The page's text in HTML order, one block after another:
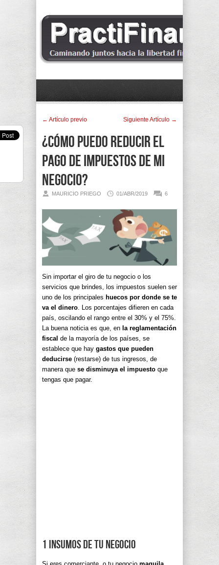
← Artí­culo previo Siguiente Artí­culo →
¿Cómo puedo reducir el
pago de impuestos de mi
negocio?
MAURICIO PRIEGO 01/ABR/2019 6
Sin importar el giro de tu negocio o los
servicios que brindes, los impuestos suelen ser
uno de los principales huecos por donde se te
va el dinero . Los porcentajes difieren en cada
país, oscilando el rango entre el 30% y el 75%.
La buena noticia es que, en la reglamentación
fiscal de la mayoría de los países, se
establece que hay gastos que pueden
deducirse (restarse) de tus ingresos, de
manera que se disminuya el impuesto que
tengas que pagar.
1 Insumos de tu negocio